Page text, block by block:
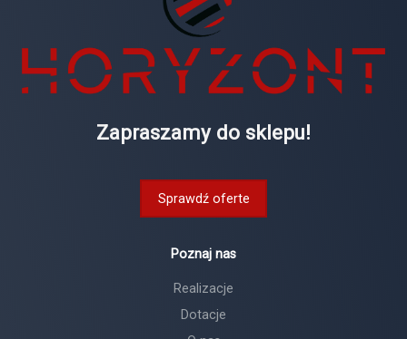
Zapraszamy do sklepu!
Sprawdź oferte
Poznaj nas
Realizacje
Dotacje